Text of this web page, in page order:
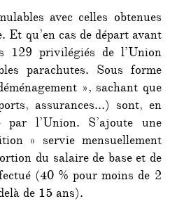
avec celles obtenues
Et qu’en cas de départ avant
privilégiés de l’Union
parachutes. Sous forme
», sachant que
assurances…) sont, en
l’Union. S’ajoute une
» servie mensuellement
du salaire de base et de
(40 % pour moins de 2
de 15 ans).